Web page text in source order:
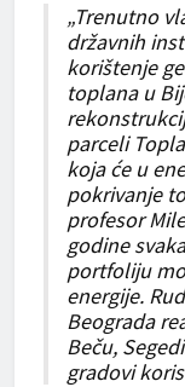
„Trenutno
državnih
korištenje
toplana u
parceli
koja će u
pokrivanje
profesor
godine
portfoliju
energije.
Beograda
Beču,
gradovi